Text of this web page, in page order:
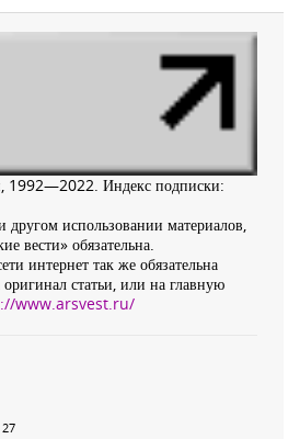
1992—2022. Индекс подписки:
другом использовании материалов,
вести» обязательна.
интернет так же обязательна
статьи, или на главную
www.arsvest.ru/